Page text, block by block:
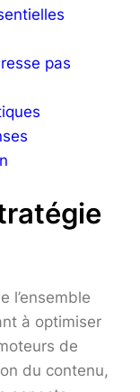
pas
l’ensemble
à optimiser
de
du contenu,